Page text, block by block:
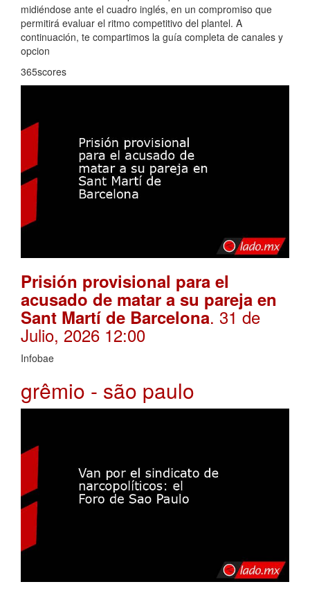
midiéndose ante el cuadro inglés, en un compromiso que
permitirá evaluar el ritmo competitivo del plantel. A
continuación, te compartimos la guía completa de canales y
opcion
365scores
Prisión provisional para el
acusado de matar a su pareja en
Sant Martí de Barcelona. 31 de
Julio, 2026 12:00
Infobae
grêmio - são paulo